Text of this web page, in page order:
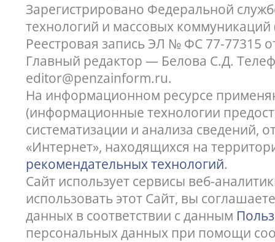
Зарегистрировано Федеральной
технологий и массовых коммуникаций
Реестровая запись ЭЛ № ФС 77-77315
Главный редактор — Белова С.Д.
editor@penzainform.ru.
На информационном ресурсе
(информационные технологии
систематизации и анализа сведений,
«Интернет», находящихся на
рекомендательных технологий.
Сайт использует сервисы веб-
использовать этот Сайт, вы
данных в соответствии с данным
персональных данных при помощи